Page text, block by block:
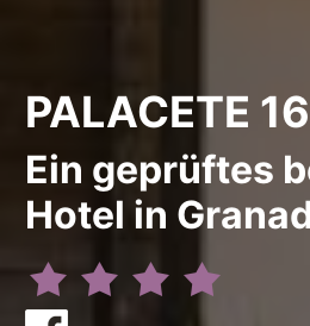
PALACETE
Ein geprüftes
Hotel in